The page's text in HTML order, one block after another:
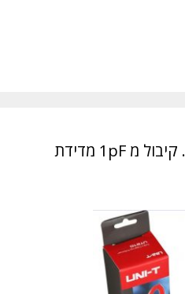
כל המדידות שחלמת… קיבול מ 1pF מדידת